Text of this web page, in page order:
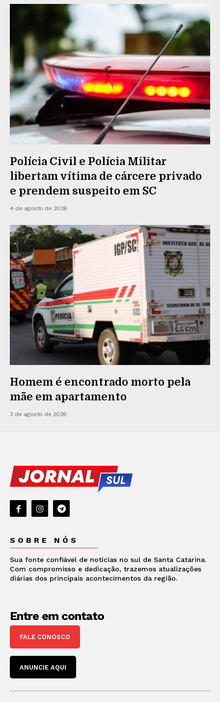
Polícia Civil e Polícia Militar
libertam vítima de cárcere privado
e prendem suspeito em SC
4 de agosto de 2026
Homem é encontrado morto pela
mãe em apartamento
3 de agosto de 2026
SOBRE NÓS
Sua fonte confiável de notícias no sul de Santa Catarina.
Com compromisso e dedicação, trazemos atualizações
diárias dos principais acontecimentos da região.
Entre em contato
FALE CONOSCO
ANUNCIE AQUI